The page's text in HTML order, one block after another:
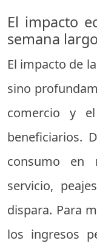
El impacto
semana
El impacto de
sino
comercio y
beneficiarios.
consumo en
servicio,
dispara. Para
los ingresos